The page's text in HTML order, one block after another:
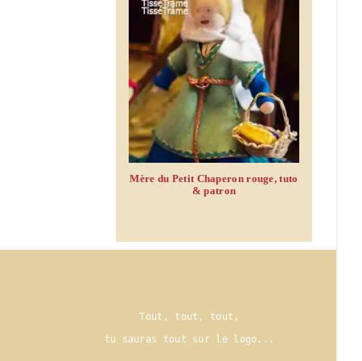
Mère du Petit Chaperon rouge, tuto
& patron
Tout, tout, tout,
tu sauras tout sur le logo.. .